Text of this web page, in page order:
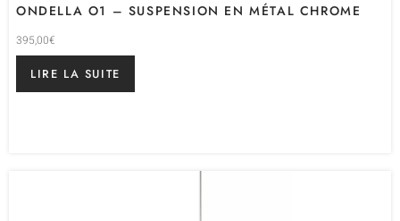
ONDELLA O1 – SUSPENSION EN MÉTAL CHROME
395,00€
LIRE LA SUITE